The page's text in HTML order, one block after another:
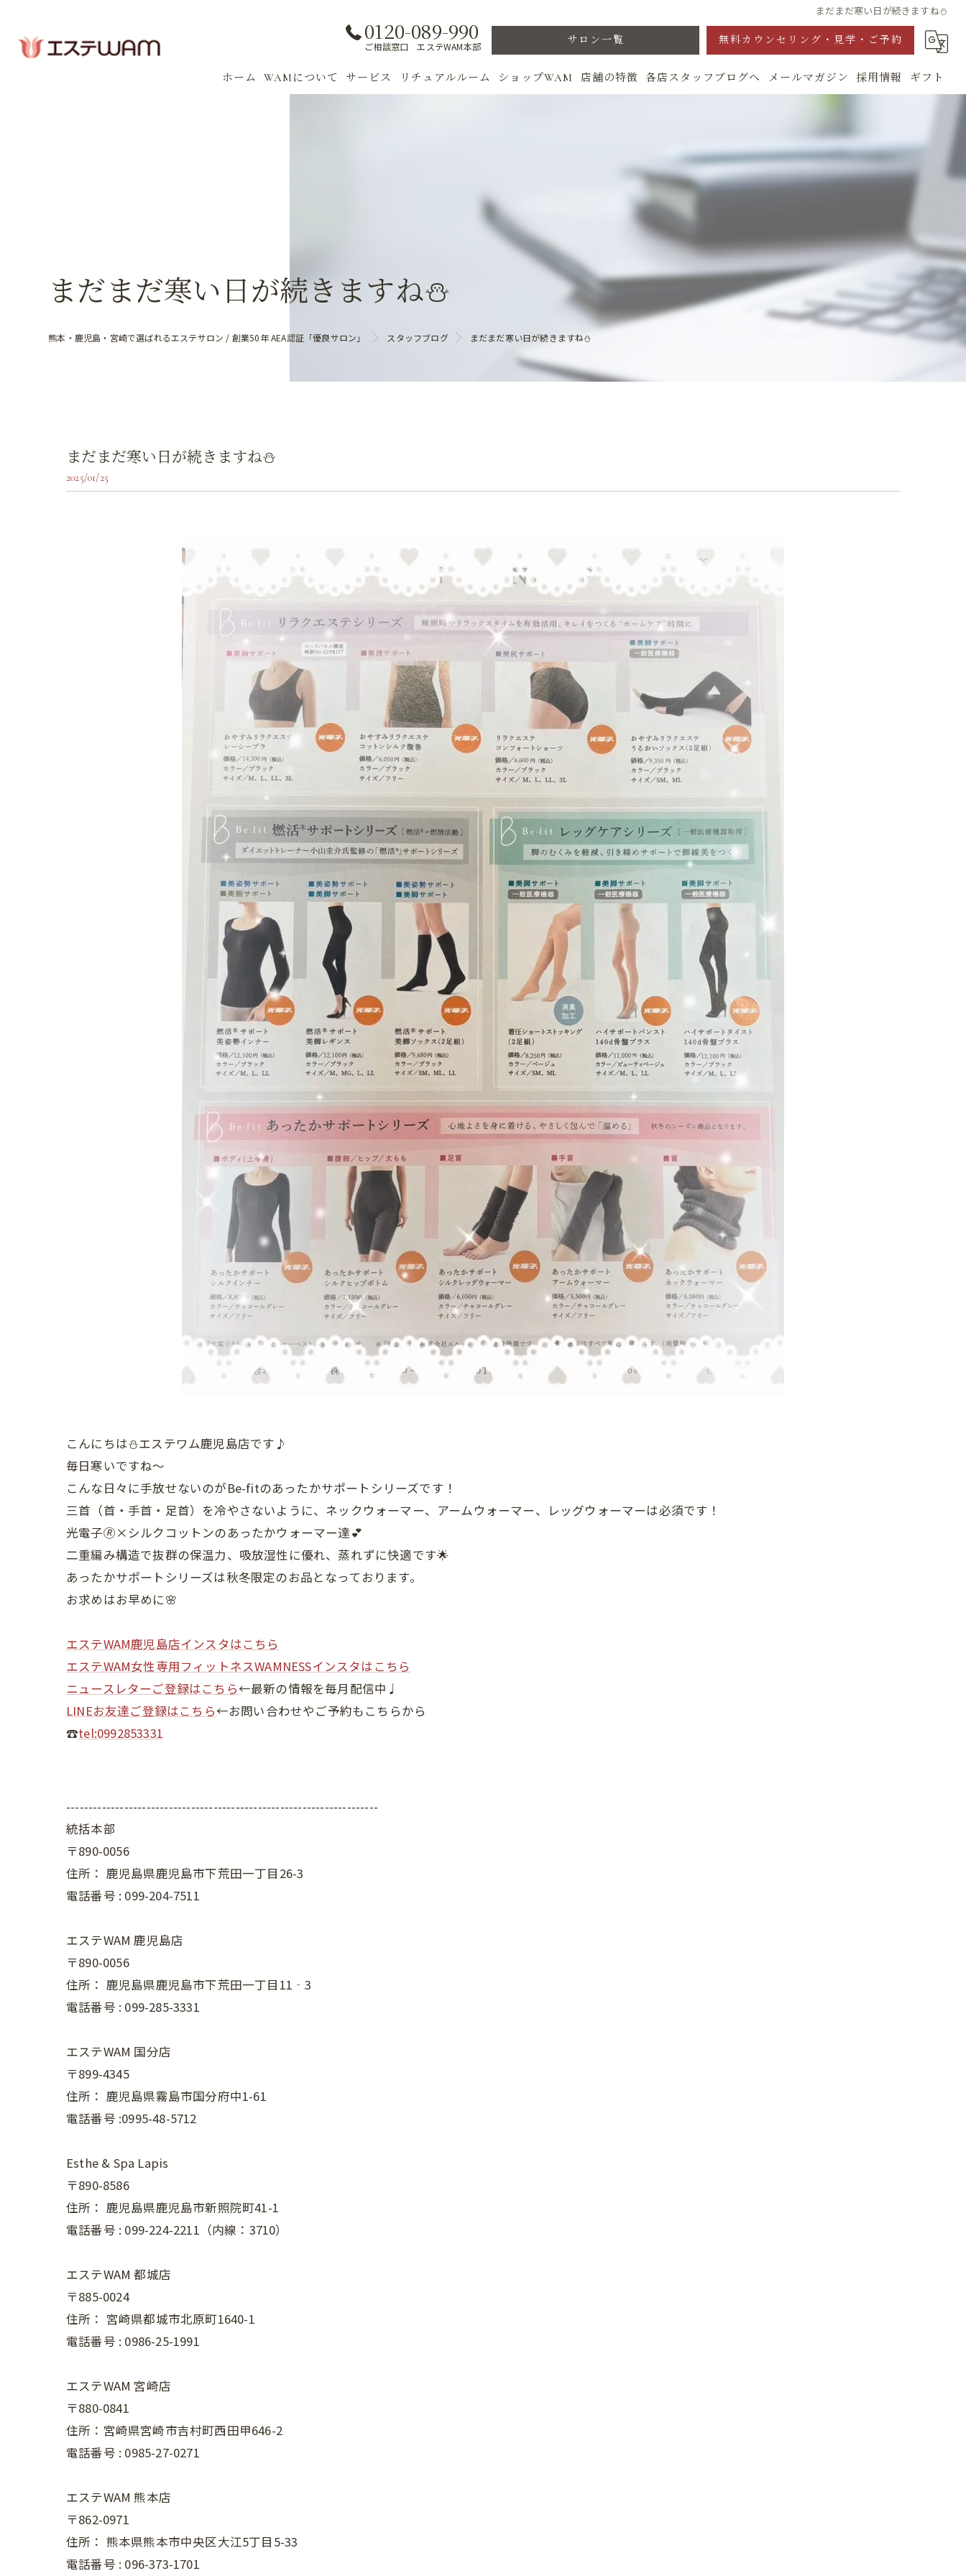
まだまだ寒い日が続きますね⛄
0120-089-990
ご相談窓口 エステWAM本部
サロン一覧 無料カウンセリング・見学・ご予約
ホーム WAMについて サービス
女性専用フィットネス
リチュアルルーム ショップWAM 店舗の特徴
スキンケア
各店スタッフブログへ メールマガジン 採用情報 ギフト
まだまだ寒い日が続きますね⛄
熊本・鹿児島・宮崎で選ばれるエステサロン / 創業50年 AEA認証「優良サロン」 スタッフブログ まだまだ寒い日が続きますね⛄
まだまだ寒い日が続きますね⛄
2025/01/25
こんにちは⛄エステワム鹿児島店です♪
毎日寒いですね～
こんな日々に手放せないのがBe-fitのあったかサポートシリーズです！
三首（首・手首・足首）を冷やさないように、ネックウォーマー、アームウォーマー、レッグウォーマーは必須です！
光電子🄬×シルクコットンのあったかウォーマー達💕
二重編み構造で抜群の保温力、吸放湿性に優れ、蒸れずに快適です🌟
あったかサポートシリーズは秋冬限定のお品となっております。
お求めはお早めに🌸
エステWAM鹿児島店インスタはこちら
エステWAM女性専用フィットネスWAMNESSインスタはこちら
ニュースレターご登録はこちら←最新の情報を毎月配信中♩
LINEお友達ご登録はこちら←お問い合わせやご予約もこちらから
☎tel:0992853331
----------------------------------------------------------------------
統括本部
〒890-0056
住所： 鹿児島県鹿児島市下荒田一丁目26-3
電話番号 : 099-204-7511
エステWAM 鹿児島店
〒890-0056
住所： 鹿児島県鹿児島市下荒田一丁目11‐3
電話番号 : 099-285-3331
エステWAM 国分店
〒899-4345
住所： 鹿児島県霧島市国分府中1-61
電話番号 :0995-48-5712
Esthe & Spa Lapis
〒890-8586
住所： 鹿児島県鹿児島市新照院町41-1
電話番号 : 099-224-2211（内線：3710）
エステWAM 都城店
〒885-0024
住所： 宮崎県都城市北原町1640-1
電話番号 : 0986-25-1991
エステWAM 宮崎店
〒880-0841
住所：宮崎県宮崎市吉村町西田甲646-2
電話番号 : 0985-27-0271
エステWAM 熊本店
〒862-0971
住所： 熊本県熊本市中央区大江5丁目5-33
電話番号 : 096-373-1701